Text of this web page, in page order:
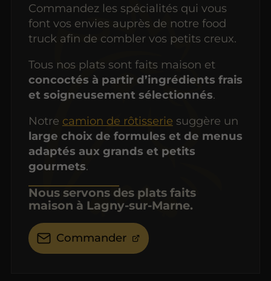
Commandez les spécialités qui vous
font vos envies auprès de notre food
truck afin de combler vos petits creux.
Tous nos plats sont faits maison et
concoctés à partir d’ingrédients frais
et soigneusement sélectionnés.
Notre camion de rôtisserie suggère un
large choix de formules et de menus
adaptés aux grands et petits
gourmets.
Nous servons des plats faits
maison à Lagny-sur-Marne.
Commander